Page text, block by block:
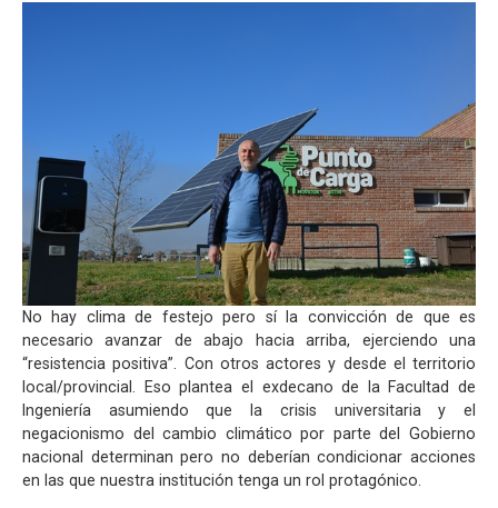
No hay clima de festejo pero sí la convicción de que es
necesario avanzar de abajo hacia arriba, ejerciendo una
“resistencia positiva”. Con otros actores y desde el territorio
local/provincial. Eso plantea el exdecano de la Facultad de
Ingeniería asumiendo que la crisis universitaria y el
negacionismo del cambio climático por parte del Gobierno
nacional determinan pero no deberían condicionar acciones
en las que nuestra institución tenga un rol protagónico.